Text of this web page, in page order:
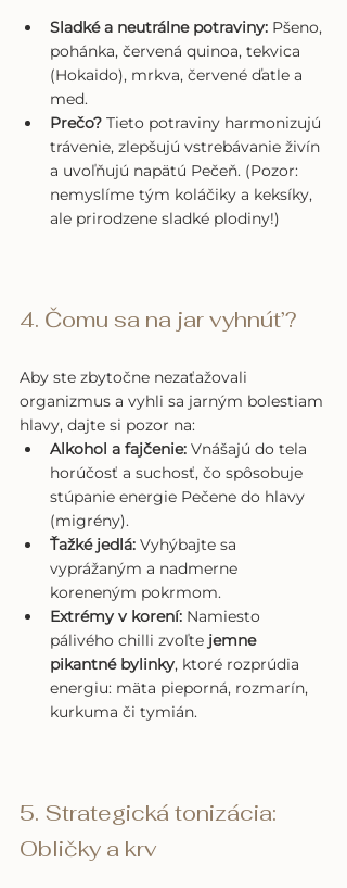
Sladké a neutrálne potraviny: Pšeno,
pohánka, červená quinoa, tekvica
(Hokaido), mrkva, červené ďatle a
med.
Prečo? Tieto potraviny harmonizujú
trávenie, zlepšujú vstrebávanie živín
a uvoľňujú napätú Pečeň. (Pozor:
nemyslíme tým koláčiky a keksíky,
ale prirodzene sladké plodiny!)
4. Čomu sa na jar vyhnút’?
Aby ste zbytočne nezaťažovali
organizmus a vyhli sa jarným bolestiam
hlavy, dajte si pozor na:
Alkohol a fajčenie: Vnášajú do tela
horúčosť a suchosť, čo spôsobuje
stúpanie energie Pečene do hlavy
(migrény).
Ťažké jedlá: Vyhýbajte sa
vyprážaným a nadmerne
koreneným pokrmom.
Extrémy v korení: Namiesto
pálivého chilli zvoľte jemne
pikantné bylinky, ktoré rozprúdia
energiu: mäta pieporná, rozmarín,
kurkuma či tymián.
5. Strategická tonizácia:
Obličky a krv